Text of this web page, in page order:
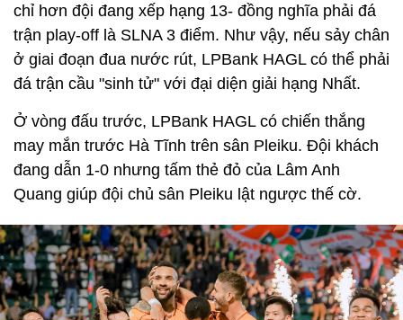
chỉ hơn đội đang xếp hạng 13- đồng nghĩa phải đá
trận play-off là SLNA 3 điểm. Như vậy, nếu sảy chân
ở giai đoạn đua nước rút, LPBank HAGL có thể phải
đá trận cầu "sinh tử" với đại diện giải hạng Nhất.
Ở vòng đấu trước, LPBank HAGL có chiến thắng
may mắn trước Hà Tĩnh trên sân Pleiku. Đội khách
đang dẫn 1-0 nhưng tấm thẻ đỏ của Lâm Anh
Quang giúp đội chủ sân Pleiku lật ngược thế cờ.